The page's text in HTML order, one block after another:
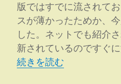
版ではすでに流されて
スが薄かったためか、
した。ネットでも紹介
新されているのですぐ
“ＮＨＫ全道ニュースに
続きを読む